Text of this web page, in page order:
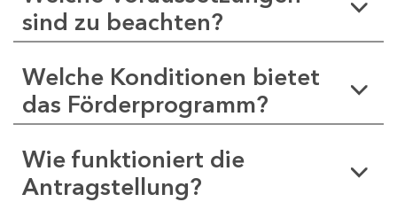
sind zu beachten?
Welche Konditionen bietet
das Förderprogramm?
Wie funktioniert die
Antragstellung?